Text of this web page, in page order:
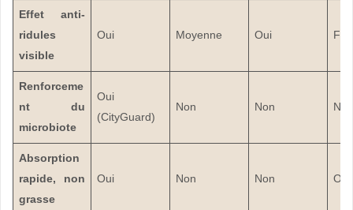
Effet anti-
ridules
visible
Oui Moyenne Oui
Renforceme
nt du
microbiote
Oui
(CityGuard)
Non Non Non
Absorption
rapide, non
grasse
Oui Non Non Oui